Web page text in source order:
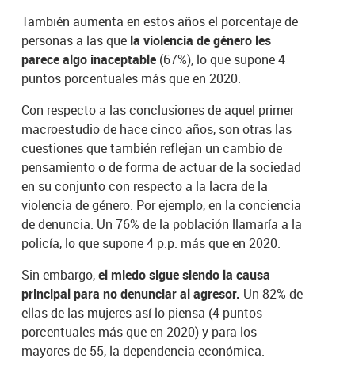
También aumenta en estos años el porcentaje de
personas a las que la violencia de género les
parece algo inaceptable (67%), lo que supone 4
puntos porcentuales más que en 2020.
Con respecto a las conclusiones de aquel primer
macroestudio de hace cinco años, son otras las
cuestiones que también reflejan un cambio de
pensamiento o de forma de actuar de la sociedad
en su conjunto con respecto a la lacra de la
violencia de género. Por ejemplo, en la conciencia
de denuncia. Un 76% de la población llamaría a la
policía, lo que supone 4 p.p. más que en 2020.
Sin embargo,el miedo sigue siendo la causa
principal para no denunciar al agresor. Un 82% de
ellas de las mujeres así lo piensa (4 puntos
porcentuales más que en 2020) y para los
mayores de 55, la dependencia económica.